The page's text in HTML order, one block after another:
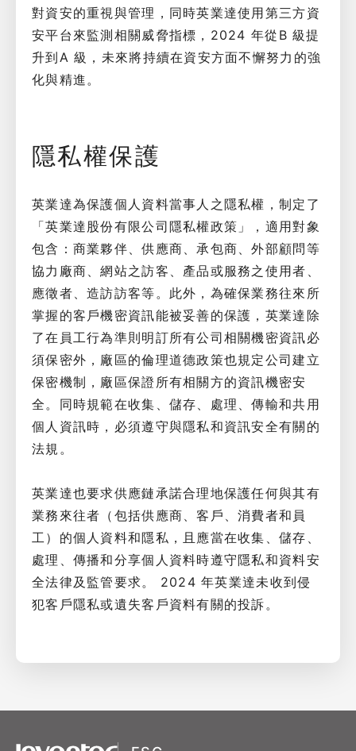
對資安的重視與管理，同時英業達使用第三方資
安平台來監測相關威脅指標，2024 年從B 級提
升到A 級，未來將持續在資安方面不懈努力的強
化與精進。
隱私權保護
英業達為保護個人資料當事人之隱私權，制定了
「英業達股份有限公司隱私權政策」，適用對象
包含：商業夥伴、供應商、承包商、外部顧問等
協力廠商、網站之訪客、產品或服務之使用者、
應徵者、造訪訪客等。此外，為確保業務往來所
掌握的客戶機密資訊能被妥善的保護，英業達除
了在員工行為準則明訂所有公司相關機密資訊必
須保密外，廠區的倫理道德政策也規定公司建立
保密機制，廠區保證所有相關方的資訊機密安
全。同時規範在收集、儲存、處理、傳輸和共用
個人資訊時，必須遵守與隱私和資訊安全有關的
法規。
英業達也要求供應鏈承諾合理地保護任何與其有
業務來往者（包括供應商、客戶、消費者和員
工）的個人資料和隱私，且應當在收集、儲存、
處理、傳播和分享個人資料時遵守隱私和資料安
全法律及監管要求。 2024 年英業達未收到侵
犯客戶隱私或遺失客戶資料有關的投訴。
XSRF Token